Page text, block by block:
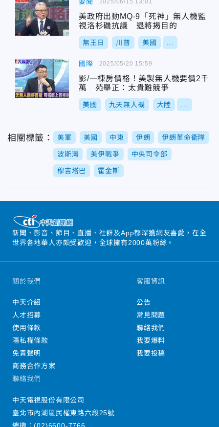
美政府出動MQ-9「死神」無人機監
視洛杉磯抗議 退將揭目的
無王日 川普 美國
國際
影/一棟房價格！美製無人機要價2千
萬 苑舉正：太貴難競爭
美國 九天無人機 大陸
2025/05/20 15:59
相關標籤： 美軍 美國 中東 伊朗 伊朗革命衛隊
波斯灣 美伊戰爭 中央司令部
穆吉塔巴 霍金斯
新聞、影音、節目、直播、社群及App都深獲網友喜愛，在全
世界各地華人亦頗受歡迎，全球擁有2000萬粉絲。
關於我們
中天介紹
人才招募
使用條款
隱私權條款
免責聲明
商務合作方案
客服資訊
公告
常見問題
聯絡我們
我要爆料
我要投稿
聯絡我們
中天電視股份有限公司
臺北市內湖區民權東路六段25號